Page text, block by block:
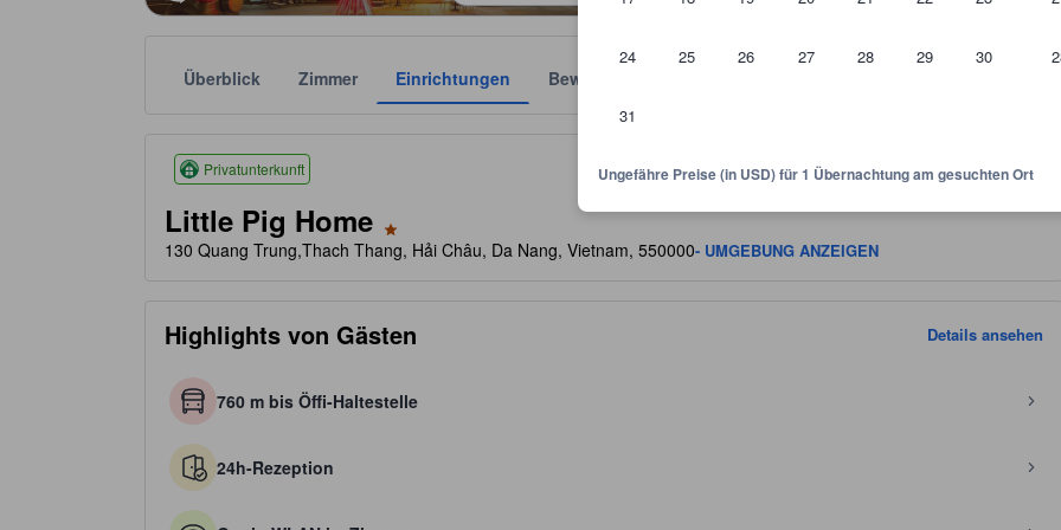
24 25 26 27 28 29 30
31
Ungefähre Preise (in USD) für 1 Übernachtung am gesuchten Ort
Überblick Zimmer Einrichtungen Bewertungen
Privatunterkunft
Little Pig Home
130 Quang Trung,Thach Thang, Hải Châu, Da Nang, Vietnam, 550000- UMGEBUNG ANZEIGEN
Highlights von Gästen Details ansehen
760 m bis Öffi-Haltestelle
24h-Rezeption